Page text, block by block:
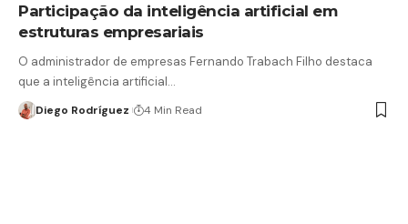
Participação da inteligência artificial em
estruturas empresariais
O administrador de empresas Fernando Trabach Filho destaca
que a inteligência artificial…
Diego Rodríguez 4 Min Read